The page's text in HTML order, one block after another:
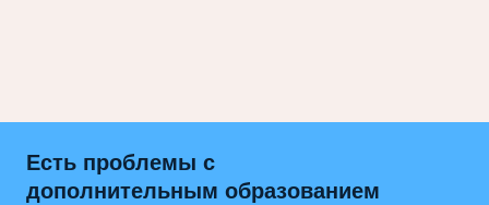
Есть проблемы с
дополнительным образованием